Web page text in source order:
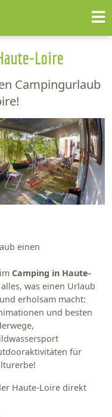
Loire
Campingurlaub
einen
Camping in Haute-
was einen Urlaub
erholsam macht:
und besten
für
Haute-Loire direkt